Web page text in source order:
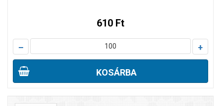
610 Ft
– +
KOSÁRBA